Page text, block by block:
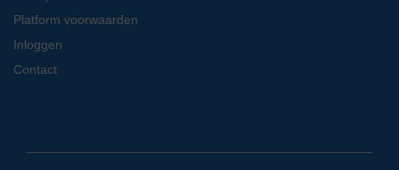
Platform voorwaarden
Inloggen
Contact